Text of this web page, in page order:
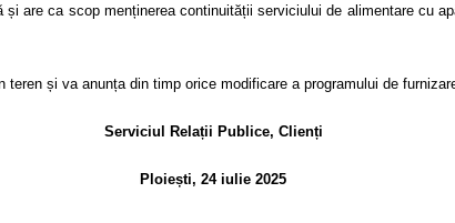
are ca scop menținerea continuității serviciului de alimentare cu
și va anunța din timp orice modificare a programului de
Serviciul Relații Publice, Clienți
Ploiești, 24 iulie 2025